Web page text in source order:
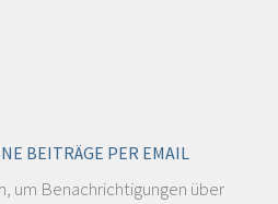
BEITRÄGE PER EMAIL
um Benachrichtigungen über